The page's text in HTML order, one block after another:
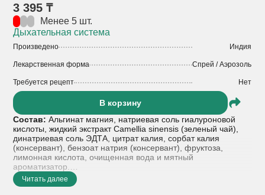
3 395 ₸
Менее 5 шт.
Дыхательная система
Произведено Индия
Лекарственная форма Спрей / Аэрозоль
Требуется рецепт Нет
В корзину
Состав: Альгинат магния, натриевая соль гиалуроновой
кислоты, жидкий экстракт Camellia sinensis (зеленый чай),
динатриевая соль ЭДТА, цитрат калия, сорбат калия
(консервант), бензоат натрия (консервант), фруктоза,
лимонная кислота, очищенная вода и мятный
ароматизатор.
Показания к применению:
Читать далее